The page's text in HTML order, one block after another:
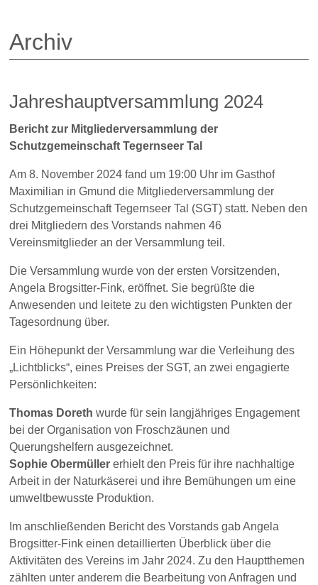
Archiv
Jahreshauptversammlung 2024
Bericht zur Mitgliederversammlung der
Schutzgemeinschaft Tegernseer Tal
Am 8. November 2024 fand um 19:00 Uhr im Gasthof
Maximilian in Gmund die Mitgliederversammlung der
Schutzgemeinschaft Tegernseer Tal (SGT) statt. Neben den
drei Mitgliedern des Vorstands nahmen 46
Vereinsmitglieder an der Versammlung teil.
Die Versammlung wurde von der ersten Vorsitzenden,
Angela Brogsitter-Fink, eröffnet. Sie begrüßte die
Anwesenden und leitete zu den wichtigsten Punkten der
Tagesordnung über.
Ein Höhepunkt der Versammlung war die Verleihung des
„Lichtblicks“, eines Preises der SGT, an zwei engagierte
Persönlichkeiten:
Thomas Doreth wurde für sein langjähriges Engagement
bei der Organisation von Froschzäunen und
Querungshelfern ausgezeichnet.
Sophie Obermüller erhielt den Preis für ihre nachhaltige
Arbeit in der Naturkäserei und ihre Bemühungen um eine
umweltbewusste Produktion.
Im anschließenden Bericht des Vorstands gab Angela
Brogsitter-Fink einen detaillierten Überblick über die
Aktivitäten des Vereins im Jahr 2024. Zu den Hauptthemen
zählten unter anderem die Bearbeitung von Anfragen und